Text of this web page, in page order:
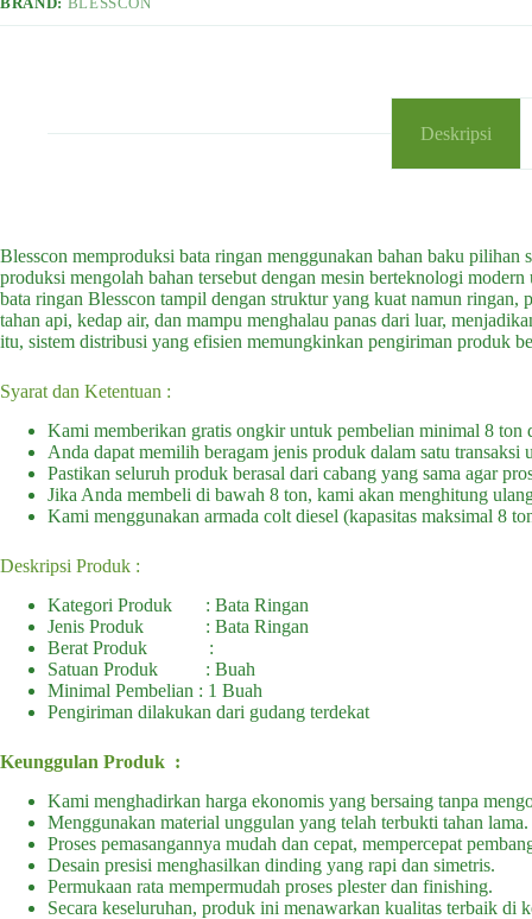
Deskripsi
Blesscon memproduksi bata ringan menggunakan bahan baku
produksi mengolah bahan tersebut dengan mesin berteknologi
bata ringan Blesscon tampil dengan struktur yang kuat namun
tahan api, kedap air, dan mampu menghalau panas dari luar,
itu, sistem distribusi yang efisien memungkinkan pengiriman produk
Syarat dan Ketentuan :
Kami memberikan gratis ongkir untuk pembelian minimal 8 ton
Anda dapat memilih beragam jenis produk dalam satu transaksi
Pastikan seluruh produk berasal dari cabang yang sama agar
Jika Anda membeli di bawah 8 ton, kami akan menghitung
Kami menggunakan armada colt diesel (kapasitas maksimal 8
Deskripsi Produk :
Kategori Produk : Bata Ringan
Jenis Produk : Bata Ringan
Berat Produk :
Satuan Produk : Buah
Minimal Pembelian : 1 Buah
Pengiriman dilakukan dari gudang terdekat
Keunggulan Produk :
Kami menghadirkan harga ekonomis yang bersaing tanpa
Menggunakan material unggulan yang telah terbukti tahan lama.
Proses pemasangannya mudah dan cepat, mempercepat
Desain presisi menghasilkan dinding yang rapi dan simetris.
Permukaan rata mempermudah proses plester dan finishing.
Secara keseluruhan, produk ini menawarkan kualitas terbaik di